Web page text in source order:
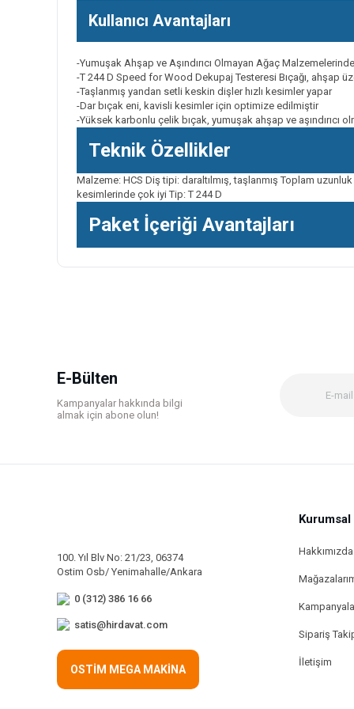
Kullanıcı Avantajları
-Yumuşak Ahşap ve Aşındırıcı Olmayan Ağaç
-T 244 D Speed for Wood Dekupaj Testeresi Bıçağı, ahşap
-Taşlanmış yandan setli keskin dişler hızlı kesimler yapar
-Dar bıçak eni, kavisli kesimler için optimize edilmiştir
-Yüksek karbonlu çelik bıçak, yumuşak ahşap ve
Teknik Özellikler
Malzeme: HCS Diş tipi: daraltılmış, taşlanmış Toplam
kesimlerinde çok iyi Tip: T 244 D
Paket İçeriği Avantajları
Bu ürünün fiyat bilgisi, resim, ürün açıklamalarında ve diğer
Bu ürüne benzer farklı alternatifler olmalı.
E-Bülten
Kampanyalar hakkında bilgi
almak için abone olun!
100. Yıl Blv No: 21/23, 06374
Ostim Osb/ Yenimahalle/Ankara
0 (312) 386 16 66
satis@hirdavat.com
OSTİM MEGA MAKİNA
Kurumsal
Hakkımızda
Sipariş
İletişim